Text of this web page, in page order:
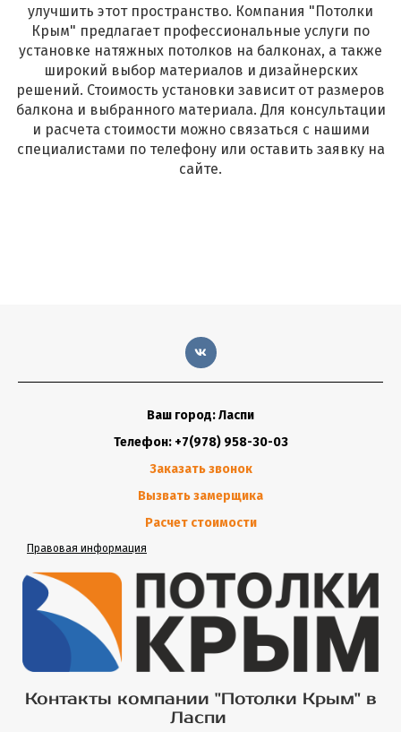
улучшить этот пространство. Компания "Потолки
Крым" предлагает профессиональные услуги по
установке натяжных потолков на балконах, а также
широкий выбор материалов и дизайнерских
решений. Стоимость установки зависит от размеров
балкона и выбранного материала. Для консультации
и расчета стоимости можно связаться с нашими
специалистами по телефону или оставить заявку на
сайте.
Ваш город: Ласпи
Телефон: +7(978) 958-30-03
Заказать звонок
Вызвать замерщика
Расчет стоимости
Правовая информация
Контакты компании "Потолки Крым" в
Ласпи